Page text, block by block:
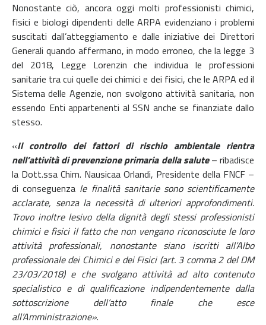
Nonostante ciò, ancora oggi molti professionisti chimici,
fisici e biologi dipendenti delle ARPA evidenziano i problemi
suscitati dall’atteggiamento e dalle iniziative dei Direttori
Generali quando affermano, in modo erroneo, che la legge 3
del 2018, Legge Lorenzin che individua le professioni
sanitarie tra cui quelle dei chimici e dei fisici, che le ARPA ed il
Sistema delle Agenzie, non svolgono attività sanitaria, non
essendo Enti appartenenti al SSN anche se finanziate dallo
stesso.
«Il controllo dei fattori di rischio ambientale rientra
nell’attività di prevenzione primaria della salute– ribadisce
la Dott.ssa Chim. Nausicaa Orlandi, Presidente della FNCF –
di conseguenza le finalità sanitarie sono scientificamente
acclarate, senza la necessità di ulteriori approfondimenti.
Trovo inoltre lesivo della dignità degli stessi professionisti
chimici e fisici il fatto che non vengano riconosciute le loro
attività professionali, nonostante siano iscritti all’Albo
professionale dei Chimici e dei Fisici (art. 3 comma 2 del DM
23/03/2018) e che svolgano attività ad alto contenuto
specialistico e di qualificazione indipendentemente dalla
sottoscrizione dell’atto finale che esce
all’Amministrazione».